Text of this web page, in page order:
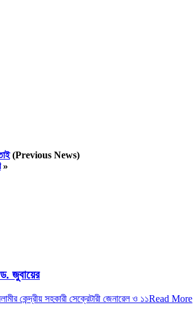
(Previous News)
»
জুবায়ের
কেন্দ্রীয় সহকারী সেক্রেটারী জেনারেল ও ১১Read More